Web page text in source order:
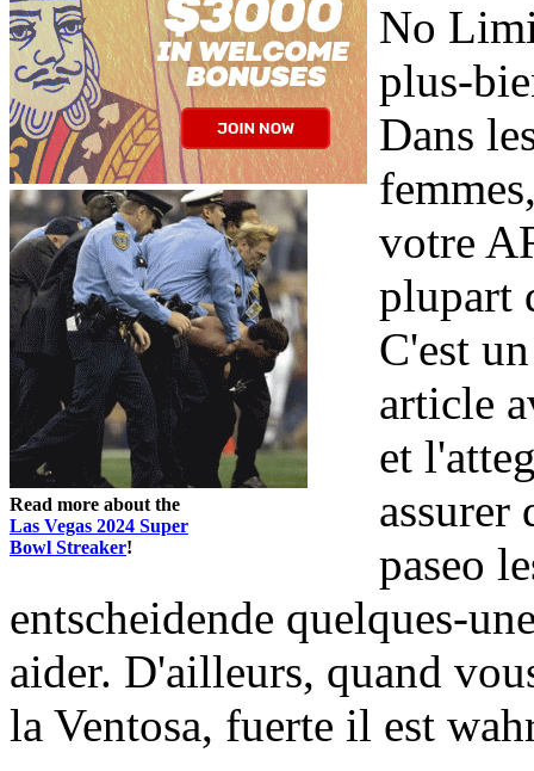
Read more about the
Las Vegas 2024 Super
Bowl Streaker!
No
plus-
Dans
votre
plupart
C'est
article
et
assurer
paseo
entscheidende quelques-
aider. D'ailleurs, quand
la Ventosa, fuerte il est